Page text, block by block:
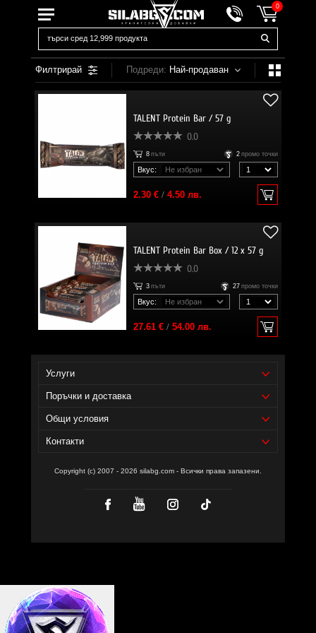
0
Филтрирай Подреди: Най-продаван
TALENT Protein Bar / 57 g
0.0
8 пъти 2 промо точки
Вкус:
2.30 €/ 4.50 лв.
TALENT Protein Bar Box / 12 x 57 g
0.0
3 пъти 27 промо точки
Вкус:
27.61 €/ 54.00 лв.
Услуги
Поръчки и доставка
Общи условия
Контакти
Copyright (c) 2007 - 2026 silabg.com - Всички права запазени.